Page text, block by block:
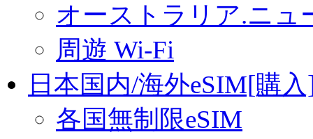
オーストラリア.ニュ
周遊 Wi-Fi
日本国内/海外eSIM[購
各国無制限eSIM